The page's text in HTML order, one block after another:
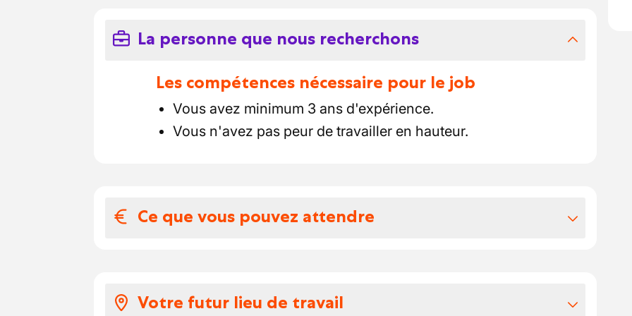
La personne que nous recherchons
Les compétences nécessaire pour le job
Vous avez minimum 3 ans d'expérience.
Vous n'avez pas peur de travailler en hauteur.
Ce que vous pouvez attendre
un salaire époustouflant de la commission paritaire 124 --
Votre futur lieu de travail